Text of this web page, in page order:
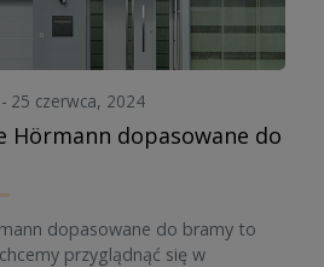
- 25 czerwca, 2024
Hörmann dopasowane do
dopasowane do bramy to
przyglądnąć się w